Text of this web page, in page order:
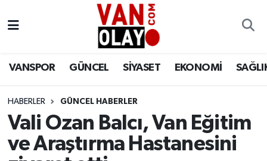
VANSPOR GÜNCEL SİYASET EKONOMİ
HABERLER GÜNCEL HABERLER
Vali Ozan Balcı, Van Eğitim
ve Araştırma Hastanesini
Siyaset
Ekonomi
Van Nöbetçi Eczaneler
Van Namaz Vakitleri
Van Trafik Yoğunluk Haritası